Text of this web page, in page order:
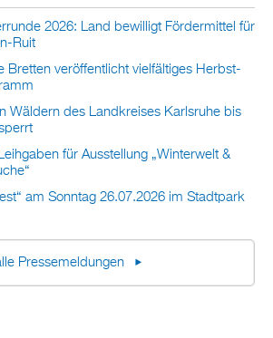
2026: Land bewilligt Fördermittel für
Ruit
Bretten veröffentlicht vielfältiges Herbst-
Wäldern des Landkreises Karlsruhe bis
für Ausstellung „Winterwelt &
am Sonntag 26.07.2026 im Stadtpark
Pressemeldungen